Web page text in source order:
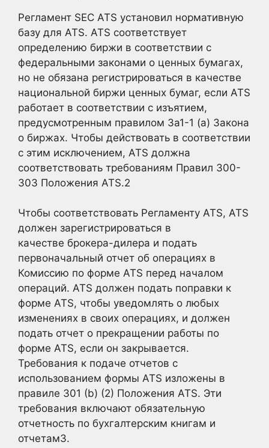
Регламент SEC ATS установил нормативную
базу для ATS. ATS соответствует
определению биржи в соответствии с
федеральными законами о ценных бумагах,
но не обязана регистрироваться в качестве
национальной биржи ценных бумаг, если ATS
работает в соответствии с изъятием,
предусмотренным правилом 3a1-1 (a) Закона
о биржах. Чтобы действовать в соответствии
с этим исключением, ATS должна
соответствовать требованиям Правил 300-
303 Положения ATS.2
Чтобы соответствовать Регламенту ATS, ATS
должен зарегистрироваться в
качестве брокера-дилера и подать
первоначальный отчет об операциях в
Комиссию по форме ATS перед началом
операций. ATS должен подать поправки к
форме ATS, чтобы уведомлять о любых
изменениях в своих операциях, и должен
подать отчет о прекращении работы по
форме ATS, если он закрывается.
Требования к подаче отчетов с
использованием формы ATS изложены в
правиле 301 (b) (2) Положения ATS. Эти
требования включают обязательную
отчетность по бухгалтерским книгам и
отчетам3.